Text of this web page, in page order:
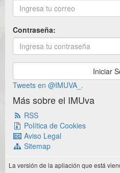
Contraseña:
Tweets en @IMUVA_.
Más sobre el IMUva
RSS
Política de Cookies
Aviso Legal
Sitemap
La versión de la apliación que está